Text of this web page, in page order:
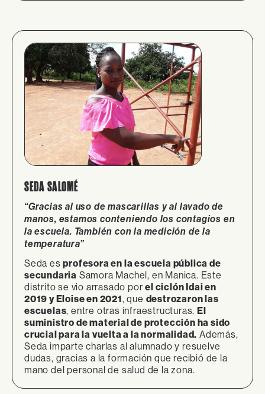
SEDA SALOMÉ
“Gracias al uso de mascarillas y al lavado de
manos, estamos conteniendo los contagios en
la escuela. También con la medición de la
temperatura”
Seda esprofesora en la escuela pública de
secundaria Samora Machel, en Manica. Este
distrito se vio arrasado porel ciclón Idai en
2019 y Eloise en 2021, que destrozaron las
escuelas, entre otras infraestructuras.El
suministro de material de protección ha sido
crucial para la vuelta a la normalidad. Además,
Seda imparte charlas al alumnado y resuelve
dudas, gracias a la formación que recibió de la
mano del personal de salud de la zona.